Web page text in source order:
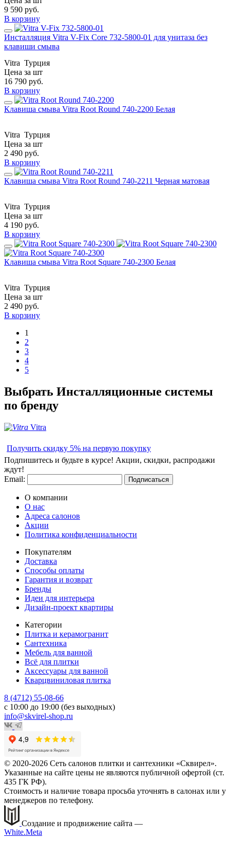
9 590 руб.
В корзину
Инсталляция Vitra V-Fix Core 732-5800-01 для унитаза без
клавиши смыва
Vitra Турция
Цена за шт
16 790 руб.
В корзину
Клавиша смыва Vitra Root Round 740-2200 Белая
Vitra Турция
Цена за шт
2 490 руб.
В корзину
Клавиша смыва Vitra Root Round 740-2211 Черная матовая
Vitra Турция
Цена за шт
4 190 руб.
В корзину
Клавиша смыва Vitra Root Square 740-2300 Белая
Vitra Турция
Цена за шт
2 490 руб.
В корзину
1
2
3
4
5
Выбрать Инсталляционные системы
по бренду
Vitra
Получить скидку 5% на первую покупку
Подпишитесь и будьте в курсе! Акции, скидки, распродажи
ждут!
Email:
Подписаться
О компании
О нас
Адреса салонов
Акции
Политика конфиденциальности
Покупателям
Доставка
Способы оплаты
Гарантия и возврат
Бренды
Идеи для интерьера
Дизайн-проект квартиры
Категории
Плитка и керамогранит
Сантехника
Мебель для ванной
Всё для плитки
Аксессуары для ванной
Кварцвиниловая плитка
8 (4712) 55-08-66
с 10:00 до 19:00 (без выходных)
info@skvirel-shop.ru
© 2020-2026 Сеть салонов плитки и сантехники «Сквирел».
Указанные на сайте цены не являются публичной офертой (ст.
435 ГК РФ).
Стоимость и наличие товара просьба уточнять в салонах или у
менеджеров по телефону.
Создание и продвижение сайта —
White.Meta